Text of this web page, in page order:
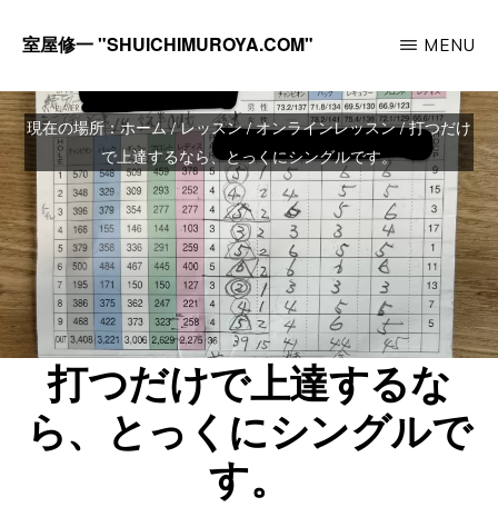
main
content
室屋修一 "SHUICHIMUROYA.COM"
ル
コ
ー
チ
室
屋
修
の
MENU
現在の場所：ホーム / レッスン / オンラインレッスン /打つだけ
で上達するなら、とっくにシングルです。
打つだけで上達するな
ら、とっくにシングルで
す。